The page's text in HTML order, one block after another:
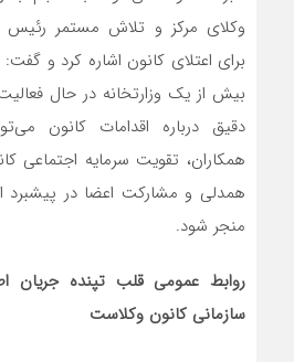
وکلای مرکز و تلاش مستمر
برای اعتلای کانون اشاره کرد و گفت:
بیش از یک وزارتخانه در حال
دقیق درباره اقدامات کانون
همکاران، تقویت سرمایه اجتماعی
همدلی و مشارکت اعضا در پیشبرد
منجر شود.
روابط عمومی قلب تپنده جریان
سازمانی کانون وکلاست